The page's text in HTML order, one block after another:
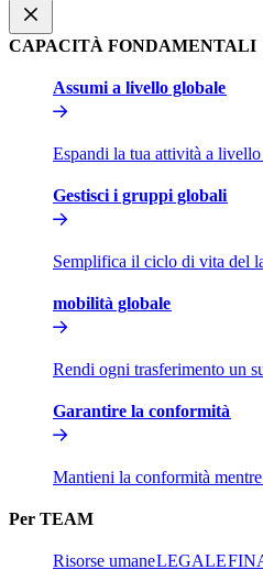
CAPACITÀ FONDAMENTALI​​
Assumi a livello globale​​
Espandi la tua attività a
Gestisci i gruppi globali​​
Semplifica il ciclo di vita del
mobilità globale​​
Rendi ogni trasferimento un
Garantire la conformità​​
Mantieni la conformità
Per TEAM​​
Risorse umane​​LEGALE​​